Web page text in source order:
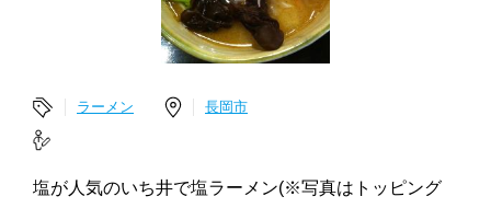
ラーメン 長岡市
塩が人気のいち井で塩ラーメン(※写真はトッピング